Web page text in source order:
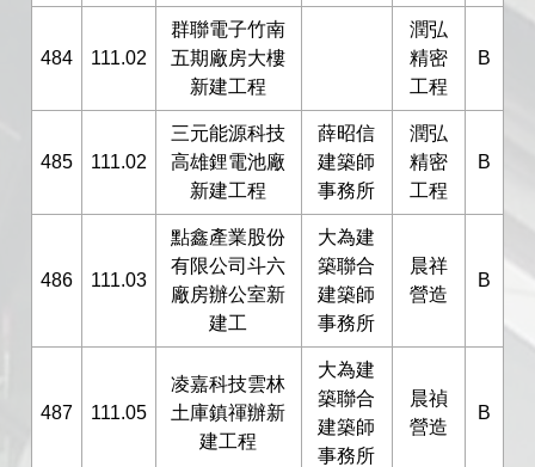
484 111.02
群聯電子竹南
五期廠房大樓
新建工程
潤弘
精密
工程
B
485 111.02
三元能源科技
高雄鋰電池廠
新建工程
薛昭信
建築師
事務所
潤弘
精密
工程
B
486 111.03
點鑫產業股份
有限公司斗六
廠房辦公室新
建工
大為建
築聯合
建築師
事務所
晨祥
營造
B
487 111.05
凌嘉科技雲林
土庫鎮禈辦新
建工程
大為建
築聯合
建築師
事務所
晨禎
營造
B